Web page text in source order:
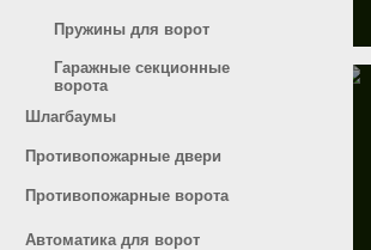
Пружины для ворот
Гаражные секционные
ворота
Шлагбаумы
Противопожарные двери
Противопожарные ворота
Автоматика для ворот